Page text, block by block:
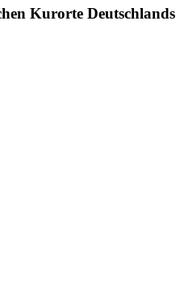
Kurorte Deutschlands